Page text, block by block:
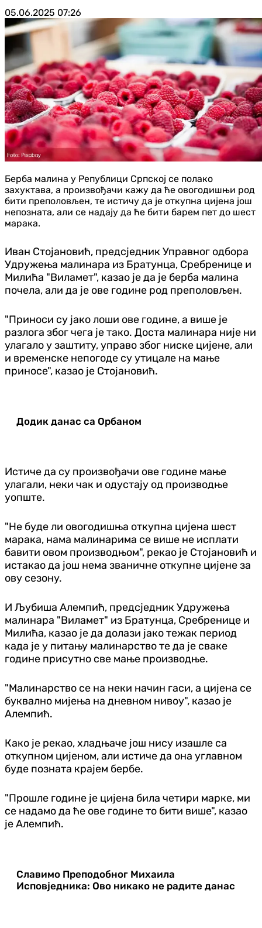
05.06.2025 07:26
Берба малина у Републици Српској се полако
захуктава, а произвођачи кажу да ће овогодишњи род
бити преполовљен, те истичу да је откупна цијена још
непозната, али се надају да ће бити барем пет до шест
марака.
Иван Стојановић, предсједник Управног одбора
Удружења малинара из Братунца, Сребренице и
Милића "Виламет", казао је да је берба малина
почела, али да је ове године род преполовљен.
"Приноси су јако лоши ове године, а више је
разлога због чега је тако. Доста малинара није ни
улагало у заштиту, управо због ниске цијене, али
и временске непогоде су утицале на мање
приносе", казао је Стојановић.
Додик данас са Орбаном
Истиче да су произвођачи ове године мање
улагали, неки чак и одустају од производње
уопште.
"Не буде ли овогодишња откупна цијена шест
марака, нама малинарима се више не исплати
бавити овом производњом", рекао је Стојановић и
истакао да још нема званичне откупне цијене за
ову сезону.
И Љубиша Алемпић, предсједник Удружења
малинара "Виламет" из Братунца, Сребренице и
Милића, казао је да долази јако тежак период
када је у питању малинарство те да је сваке
године присутно све мање производње.
"Малинарство се на неки начин гаси, а цијена се
буквално мијења на дневном нивоу", казао је
Алемпић.
Како је рекао, хладњаче још нису изашле са
откупном цијеном, али истиче да она углавном
буде позната крајем бербе.
"Прошле године је цијена била четири марке, ми
се надамо да ће ове године то бити више", казао
је Алемпић.
Славимо Преподобног Михаила
Исповједника: Ово никако не радите данас